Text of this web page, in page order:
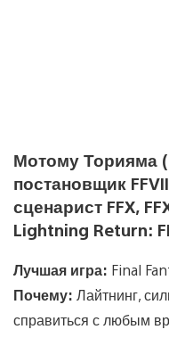
Мотому Торияма
постановщик
сценарист FFX,
Lightning Return:
Лучшая игра: Final
Почему: Лайтнинг,
справиться с любым